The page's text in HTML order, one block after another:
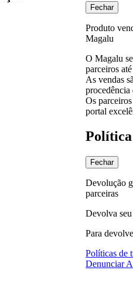
Fechar
Produto
Magalu
O Magalu
parceiros
As vendas
procedência
Os
portal
Política
Fechar
Devolução
parceiras
Devolva
Para
Políticas de
Denunciar